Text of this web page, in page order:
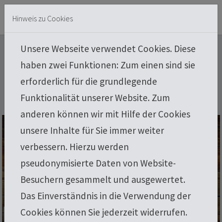
Skip to main content
Skip to page footer
Karriere und Jobs
Hinweis zu Cookies
Unsere Webseite verwendet Cookies. Diese
haben zwei Funktionen: Zum einen sind sie
erforderlich für die grundlegende
Funktionalität unserer Website. Zum
anderen können wir mit Hilfe der Cookies
unsere Inhalte für Sie immer weiter
verbessern. Hierzu werden
pseudonymisierte Daten von Website-
Besuchern gesammelt und ausgewertet.
Das Einverständnis in die Verwendung der
Cookies können Sie jederzeit widerrufen.